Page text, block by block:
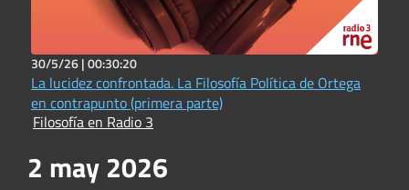
30/5/26 |00:30:20
La lucidez confrontada. La Filosofía Política de Ortega
en contrapunto (primera parte)
Filosofía en Radio 3
2 may 2026